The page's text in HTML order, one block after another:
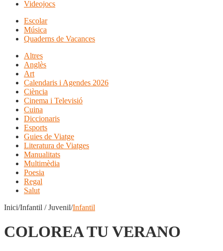
Videojocs
Escolar
Música
Quaderns de Vacances
Altres
Anglès
Art
Calendaris i Agendes 2026
Ciència
Cinema i Televisió
Cuina
Diccionaris
Esports
Guies de Viatge
Literatura de Viatges
Manualitats
Multimèdia
Poesia
Regal
Salut
Inici/Infantil / Juvenil/Infantil
COLOREA TU VERANO